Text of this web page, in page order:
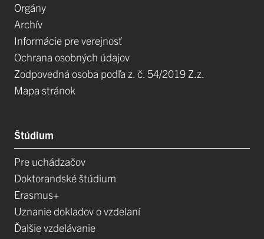
Orgány
Archív
Informácie pre verejnosť
Ochrana osobných údajov
Zodpovedná osoba podľa z. č. 54/2019 Z.z.
Mapa stránok
Štúdium
Pre uchádzačov
Doktorandské štúdium
Erasmus+
Uznanie dokladov o vzdelaní
Ďalšie vzdelávanie